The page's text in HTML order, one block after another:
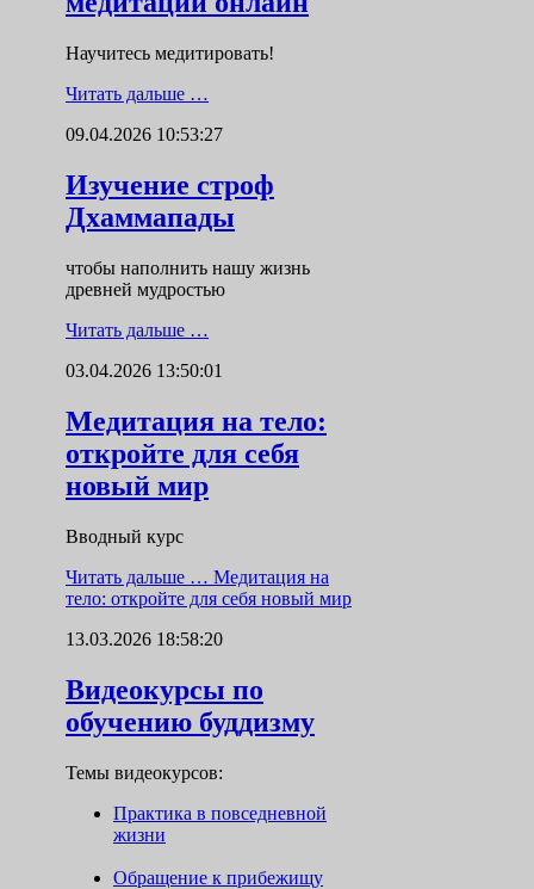
Научитесь медитировать!
Читать дальше …
09.04.2026 10:53:27
Изучение строф
Дхаммапады
чтобы наполнить нашу жизнь
древней мудростью
Читать дальше …
03.04.2026 13:50:01
Медитация на тело:
откройте для себя
новый мир
Вводный курс
Читать дальше … Медитация на
тело: откройте для себя новый мир
13.03.2026 18:58:20
Видеокурсы по
обучению буддизму
Темы видеокурсов:
Практика в повседневной
жизни
Обращение к прибежищу